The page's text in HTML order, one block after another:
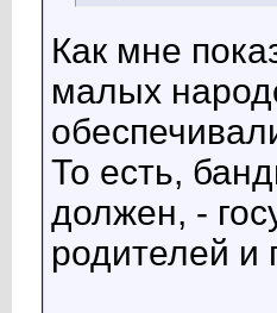
Как мне
малых
То есть,
должен, -
родителей и